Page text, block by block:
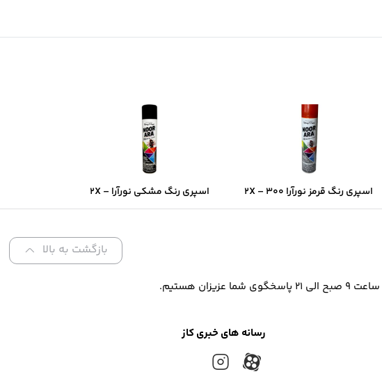
اسپری رنگ قرمز نورآرا ۲X – ۳۰۰
میل | خشک‌شدن فوق‌سریع و
اسپری رنگ مشکی نورآرا ۲X –
۳۰۰ میل | پوشش دو‌برابر و
خشک‌شدن سریع
بازگشت به بالا
عزیزان هستیم.
رسانه های خبری کاز